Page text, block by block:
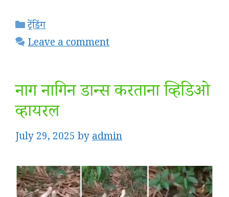
Categories
ट्रेंडिंग
Leave a comment
नाग नागिन डान्स करताना व्हिडिओ
व्हायरल
July 29, 2025 byadmin